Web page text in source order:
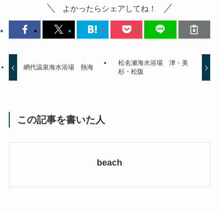
よかったらシェアしてね！
網代温泉海水浴場 熱海
松名瀬海水浴場 津・美
杉・松阪
この記事を書いた人
beach